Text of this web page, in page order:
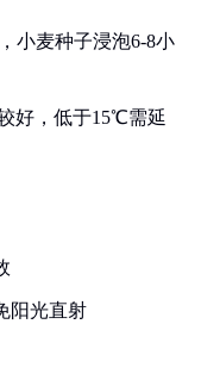
小麦种子浸泡6-8小
好，低于15℃需延
阳光直射